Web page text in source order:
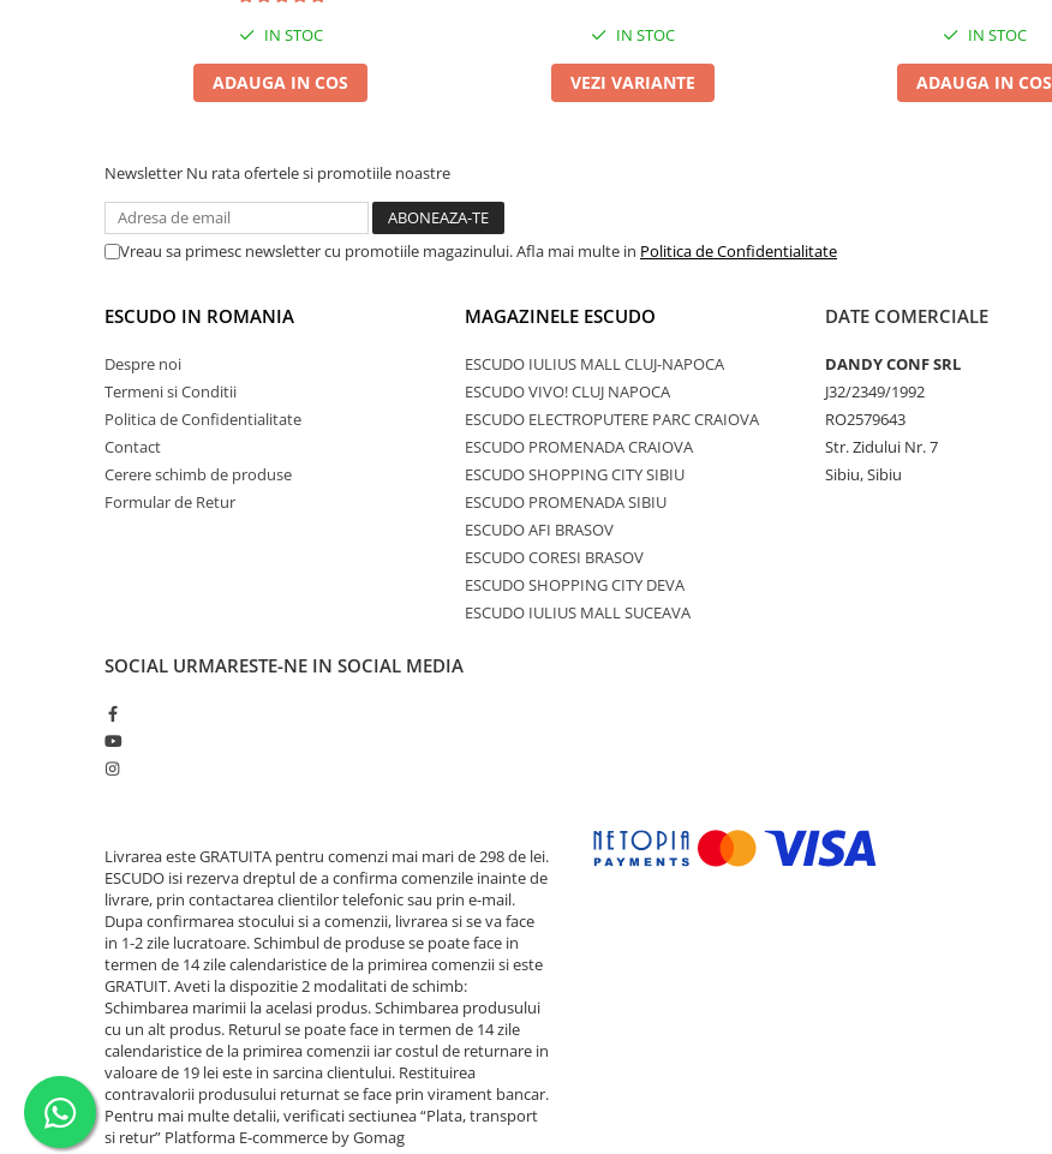
IN STOC
ADAUGA IN COS
IN STOC
VEZI VARIANTE
IN STOC
ADAUGA IN COS
Newsletter Nu rata ofertele si promotiile noastre
Vreau sa primesc newsletter cu promotiile magazinului. Afla mai multe in Politica de Confidentialitate
ESCUDO IN ROMANIA
Despre noi
Termeni si Conditii
Politica de Confidentialitate
Contact
Cerere schimb de produse
Formular de Retur
MAGAZINELE ESCUDO
ESCUDO IULIUS MALL CLUJ-NAPOCA
ESCUDO VIVO! CLUJ NAPOCA
ESCUDO ELECTROPUTERE PARC CRAIOVA
ESCUDO PROMENADA CRAIOVA
ESCUDO SHOPPING CITY SIBIU
ESCUDO PROMENADA SIBIU
ESCUDO AFI BRASOV
ESCUDO CORESI BRASOV
ESCUDO SHOPPING CITY DEVA
ESCUDO IULIUS MALL SUCEAVA
DATE COMERCIALE
DANDY CONF SRL
J32/2349/1992
RO2579643
Str. Zidului Nr. 7
Sibiu, Sibiu
SOCIAL URMARESTE-NE IN SOCIAL MEDIA
Livrarea este GRATUITA pentru comenzi mai mari de 298 de lei.
ESCUDO isi rezerva dreptul de a confirma comenzile inainte de
livrare, prin contactarea clientilor telefonic sau prin e-mail.
Dupa confirmarea stocului si a comenzii, livrarea si se va face
in 1-2 zile lucratoare. Schimbul de produse se poate face in
termen de 14 zile calendaristice de la primirea comenzii si este
GRATUIT. Aveti la dispozitie 2 modalitati de schimb:
Schimbarea marimii la acelasi produs. Schimbarea produsului
cu un alt produs. Returul se poate face in termen de 14 zile
calendaristice de la primirea comenzii iar costul de returnare in
valoare de 19 lei este in sarcina clientului. Restituirea
contravalorii produsului returnat se face prin virament bancar.
Pentru mai multe detalii, verificati sectiunea “Plata, transport
si retur” Platforma E-commerce by Gomag